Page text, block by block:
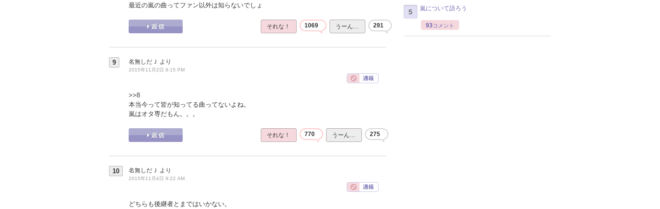
最近の嵐の曲ってファン以外は知らないでしょ
それな！ 1069 うーん… 291
9 名無しだＪ より
2015年11月2日 8:15 PM
>>8
本当今って皆が知ってる曲ってないよね。
嵐はオタ専だもん。。。
それな！ 770 うーん… 275
10 名無しだＪ より
2015年11月4日 9:22 AM
どちらも後継者とまではいかない。
嵐について語ろう
93コメント